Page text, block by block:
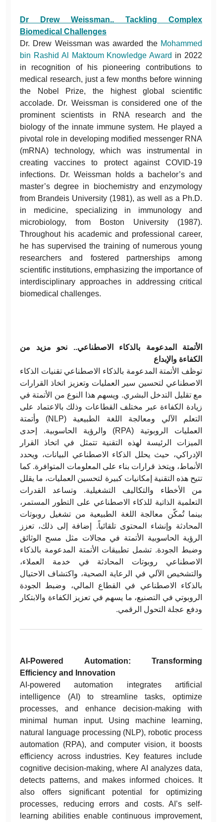
Dr Drew Weissman.. Tackling Complex
Biomedical Challenges
Dr. Drew Weissman was awarded the Mohammed
bin Rashid Al Maktoum Knowledge Award in 2022
in recognition of his pioneering contributions to
medical research, just a few months before winning
the Nobel Prize, the highest global scientific
accolade. Dr. Weissman is considered one of the
prominent scientists in RNA research and the
biology of the innate immune system. He played a
pivotal role in developing modified messenger RNA
(mRNA) technology, which was instrumental in
creating vaccines to protect against COVID-19
infections. Dr. Weissman holds a bachelor’s and
master’s degree in biochemistry and enzymology
from Brandeis University (1981), as well as a Ph.D.
in medicine, specializing in immunology and
microbiology, from Boston University (1987).
Throughout his academic and professional career,
he has supervised the training of numerous young
researchers and fostered partnerships among
scientific institutions, emphasizing the importance of
interdisciplinary approaches in addressing critical
biomedical challenges.
الأتمتة المدعومة بالذكاء الاصطناعي.. نحو مزيد من
الكفاءة والإبداع
توظف الأتمتة المدعومة بالذكاء الاصطناعي تقنيات الذكاء
الاصطناعي لتحسين سير العمليات وتعزيز اتخاذ القرارات
مع تقليل التدخل البشري. ويسهم هذا النوع من الأتمتة في
زيادة الكفاءة عبر مختلف القطاعات وذلك بالاعتماد على
التعلم الآلي ومعالجة اللغة الطبيعية (NLP) وأتمتة
العمليات الروبوتية (RPA) والرؤية الحاسوبية. إحدى
الميزات الرئيسة لهذه التقنية تتمثل في اتخاذ القرار
الإدراكي، حيث يحلل الذكاء الاصطناعي البيانات، ويحدد
الأنماط، ويتخذ قرارات بناء على المعلومات المتوافرة. كما
تتيح هذه التقنية إمكانيات كبيرة لتحسين العمليات، ما يقلل
من الأخطاء والتكاليف التشغيلية. وتساعد القدرات
التعلمية الذاتية للذكاء الاصطناعي على التطور المستمر،
بينما تُمكّن معالجة اللغة الطبيعية من تشغيل روبوتات
المحادثة وإنشاء المحتوى تلقائياً. إضافة إلى ذلك، تعزز
الرؤية الحاسوبية الأتمتة في مجالات مثل مسح الوثائق
وضبط الجودة. تشمل تطبيقات الأتمتة المدعومة بالذكاء
الاصطناعي روبوتات المحادثة في خدمة العملاء،
والتشخيص الآلي في الرعاية الصحية، واكتشاف الاحتيال
بالذكاء الاصطناعي في القطاع المالي، وضبط الجودة
الروبوتي في التصنيع، ما يسهم في تعزيز الكفاءة والابتكار
ودفع عجلة التحول الرقمي.
AI-Powered Automation: Transforming
Efficiency and Innovation
AI-powered automation integrates artificial
intelligence (AI) to streamline tasks, optimize
processes, and enhance decision-making with
minimal human input. Using machine learning,
natural language processing (NLP), robotic process
automation (RPA), and computer vision, it boosts
efficiency across industries. Key features include
cognitive decision-making, where AI analyzes data,
detects patterns, and makes informed choices. It
also offers significant potential for optimizing
processes, reducing errors and costs. AI’s self-
learning abilities enable continuous improvement,